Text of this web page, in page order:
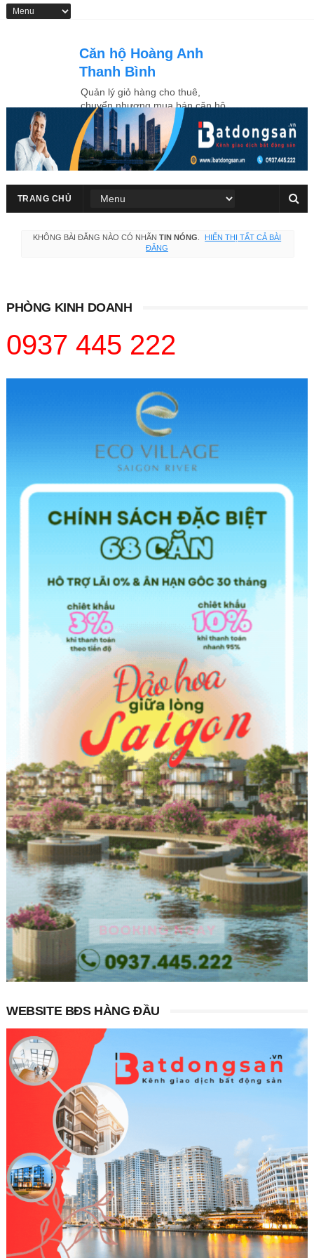
Căn hộ Hoàng Anh
Thanh Bình
Quản lý giỏ hàng cho thuê,
chuyển nhượng mua bán căn hộ
Hoàng Anh Thanh Bình ngay
trung tâm Quận 7
TRANG CHỦ
KHÔNG BÀI ĐĂNG NÀO CÓ NHÃN TIN NÓNG
HIỂN THỊ TẤT CẢ BÀI
ĐĂNG
PHÒNG KINH DOANH
0937 445 222
WEBSITE BĐS HÀNG ĐẦU